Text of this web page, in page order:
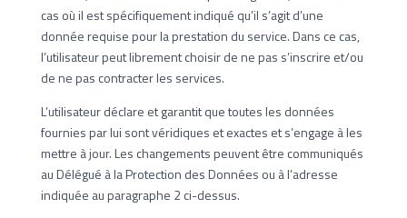
cas où il est spécifiquement indiqué qu’il s’agit d’une
donnée requise pour la prestation du service. Dans ce cas,
l’utilisateur peut librement choisir de ne pas s’inscrire et/ou
de ne pas contracter les services.
L’utilisateur déclare et garantit que toutes les données
fournies par lui sont véridiques et exactes et s’engage à les
mettre à jour. Les changements peuvent être communiqués
au Délégué à la Protection des Données ou à l’adresse
indiquée au paragraphe 2 ci-dessus.